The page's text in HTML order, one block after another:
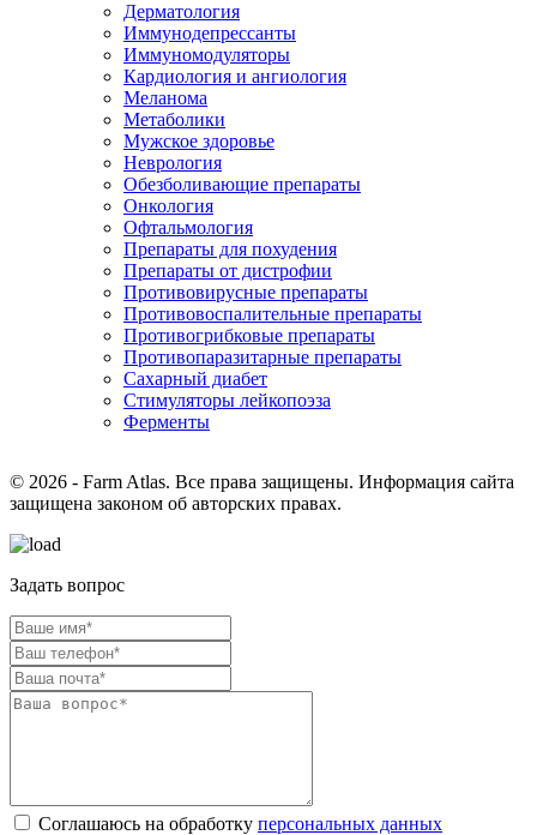
Дерматология
Иммунодепрессанты
Иммуномодуляторы
Кардиология и ангиология
Меланома
Метаболики
Мужское здоровье
Неврология
Обезболивающие препараты
Онкология
Офтальмология
Препараты для похудения
Препараты от дистрофии
Противовирусные препараты
Противовоспалительные препараты
Противогрибковые препараты
Противопаразитарные препараты
Сахарный диабет
Стимуляторы лейкопоэза
Ферменты
© 2026 - Farm Atlas. Все права защищены. Информация сайта
защищена законом об авторских правах.
Задать вопрос
Соглашаюсь на обработку персональных данных